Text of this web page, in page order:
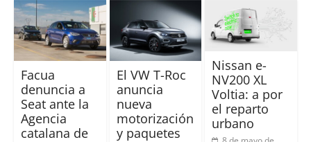
Facua
denuncia a
Seat ante la
Agencia
catalana de
El VW T-Roc
anuncia
nueva
motorización
y paquetes
Nissan e-
NV200 XL
Voltia: a por
el reparto
urbano